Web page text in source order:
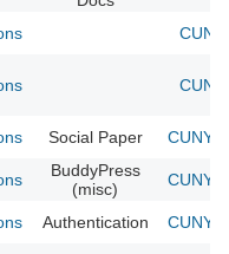
Social Paper CUNY
BuddyPress
(misc)
CUNY
Authentication CUNY